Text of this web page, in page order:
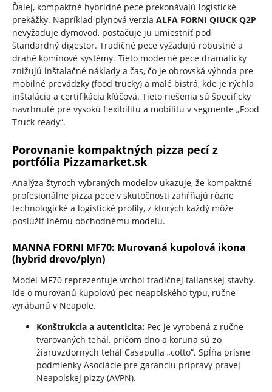
Ďalej, kompaktné hybridné pece prekonávajú logistické
prekážky. Napríklad plynová verzia ALFA FORNI QIUCK Q2P
nevyžaduje dymovod, postačuje ju umiestniť pod
štandardný digestor. Tradičné pece vyžadujú robustné a
drahé komínové systémy. Tieto moderné pece dramaticky
znižujú inštalačné náklady a čas, čo je obrovská výhoda pre
mobilné prevádzky (food trucky) a malé bistrá, kde je rýchla
inštalácia a certifikácia kľúčová. Tieto riešenia sú špecificky
navrhnuté pre vysokú flexibilitu a mobilitu v segmente „Food
Truck ready“.
Porovnanie kompaktných pizza pecí z
portfólia Pizzamarket.sk
Analýza štyroch vybraných modelov ukazuje, že kompaktné
profesionálne pizza pece v skutočnosti zahŕňajú rôzne
technologické a logistické profily, z ktorých každý môže
poslúžiť inému obchodnému modelu.
MANNA FORNI MF70: Murovaná kupolová ikona
(hybrid drevo/plyn)
Model MF70 reprezentuje vrchol tradičnej talianskej stavby.
Ide o murovanú kupolovú pec neapolského typu, ručne
vyrábanú v Neapole.
Konštrukcia a autenticita:Pec je vyrobená z ručne
tvarovaných tehál, pričom dno a koruna sú zo
žiaruvzdorných tehál Casapulla „cotto“. Spĺňa prísne
podmienky Asociácie pre garanciu prípravy pravej
Neapolskej pizzy (AVPN).